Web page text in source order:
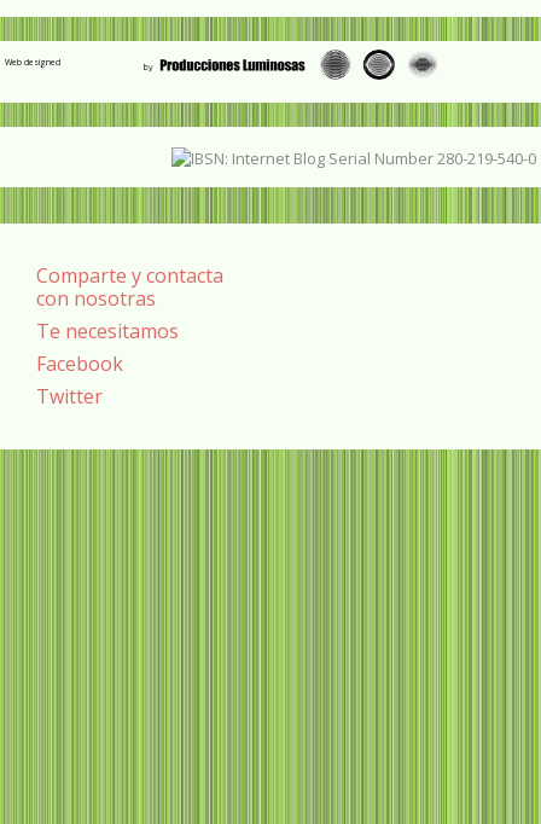
Web designed
Comparte y contacta
con nosotras
Te necesitamos
Facebook
Twitter